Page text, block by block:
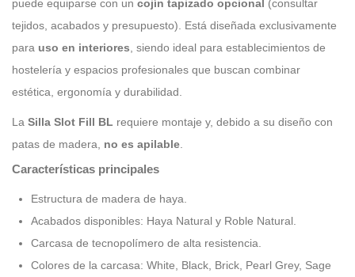
puede equiparse con un cojín tapizado opcional (consultar
tejidos, acabados y presupuesto). Está diseñada exclusivamente
para uso en interiores , siendo ideal para establecimientos de
hostelería y espacios profesionales que buscan combinar
estética, ergonomía y durabilidad.
La Silla Slot Fill BL requiere montaje y, debido a su diseño con
patas de madera, no es apilable
Características principales
Estructura de madera de haya.
Acabados disponibles: Haya Natural y Roble Natural.
Carcasa de tecnopolímero de alta resistencia.
Colores de la carcasa: White, Black, Brick, Pearl Grey, Sage